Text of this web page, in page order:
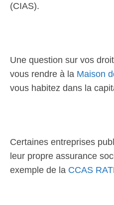
(CIAS).
Une question sur vos
vous rendre à la Maison
vous habitez dans la
Certaines entreprises
leur propre assurance
exemple de la CCAS